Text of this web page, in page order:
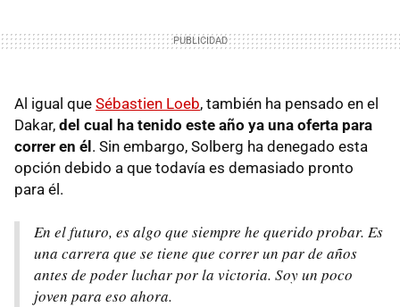
Al igual que Sébastien Loeb, también ha pensado en el
Dakar, del cual ha tenido este año ya una oferta para
correr en él. Sin embargo, Solberg ha denegado esta
opción debido a que todavía es demasiado pronto
para él.
En el futuro, es algo que siempre he querido probar. Es
una carrera que se tiene que correr un par de años
antes de poder luchar por la victoria. Soy un poco
joven para eso ahora.